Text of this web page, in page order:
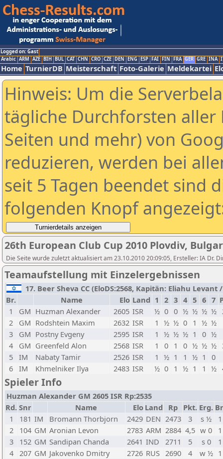
Logged on: Gast
Arabic ARM AZE BIH BUL CAT CHN CRO CZE DEN ENG ESP FAI FIN FRA GER GRE INA
Home TurnierDB Meisterschaft Foto-Galerie Meldekartei
Hinweis: Um die
tägliche Durchforsten aller
Seiten und mehr) von
reduzieren, werden bei
seit 5 Tagen beendet sind
folgenden Knopf
26th European Club Cup 2010 Plovdiv,
Die Seite wurde zuletzt aktualisiert am 23.10.2010 20:09:05, Ersteller: IA Dr.
Teamaufstellung mit Einzelergebnissen
17. Beer Sheva CC (EloDS:2568, Kapitän: Eliahu Levant
Br.
Name Elo Land 1 2 3 4 5 6 7
1
GM Huzman Alexander 2605 ISR ½ 0 0 ½ ½ ½ ½
2
GM Rodshtein Maxim 2632 ISR 1 ½ ½ 0 1 ½ ½
3
GM Postny Evgeny 2595 ISR 1 ½ ½ ½ 1 0 ½
4
GM Greenfeld Alon 2568 ISR 1 0 1 0 ½ ½ ½
5 IM Nabaty Tamir 2526 ISR 1 ½ 1 1 ½ 1
0
6 IM Khmelniker Ilya 2483 ISR ½ 0 1 ½ 1 1 ½
Spieler Info
Huzman Alexander GM 2605 ISR Rp:2535
Rd. Snr Name Elo Land Rp Pkt. Erg.
1
181 IM Bromann Thorbjorn 2429 DEN 2473 3 s ½
1
2
104 GM Aronian Levon 2783 ARM 2884 4,5 w 0
1
3
152 GM Sandipan Chanda 2641 IND 2711 5 s 0
1
4 207 GM Jakovenko Dmitry 2726 RUS 2690 4 w ½ 1